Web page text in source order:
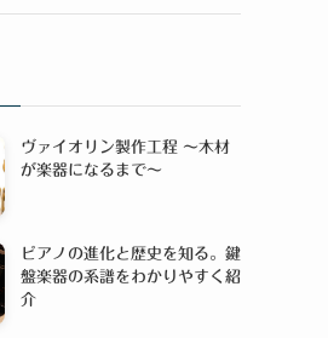
ヴァイオリン製作工程 〜木材
が楽器になるまで〜
ピアノの進化と歴史を知る。鍵
盤楽器の系譜をわかりやすく紹
介